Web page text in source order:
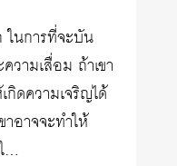
นการที่จะบัน
วามเสื่อม ถ้าเขา
กิดความเจริญได้
าอาจจะทำให้
…